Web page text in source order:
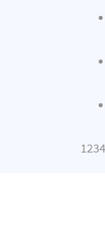
1234